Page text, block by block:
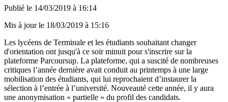
Publié le 14/03/2019 à 16:14
Mis à jour le 18/03/2019 à 15:16
Les lycéens de Terminale et les étudiants souhaitant changer
d'orientation ont jusqu'à ce soir minuit pour s'inscrire sur la
plateforme Parcoursup. La plateforme, qui a suscité de nombreuses
critiques l’année dernière avait conduit au printemps à une large
mobilisation des étudiants, qui lui reprochaient d’instaurer la
sélection à l’entrée à l’université. Nouveauté cette année, il y aura
une anonymisation « partielle » du profil des candidats.